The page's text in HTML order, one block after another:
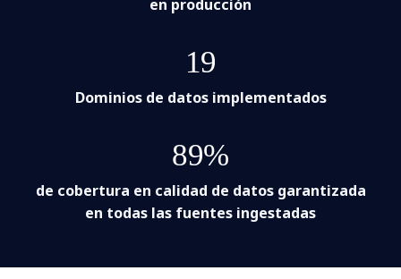
en producción
19
Dominios de datos implementados
89%
de cobertura en calidad de datos garantizada
en todas las fuentes ingestadas